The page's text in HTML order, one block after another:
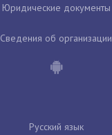
Юридические документы
Сведения об организации
Русский язык